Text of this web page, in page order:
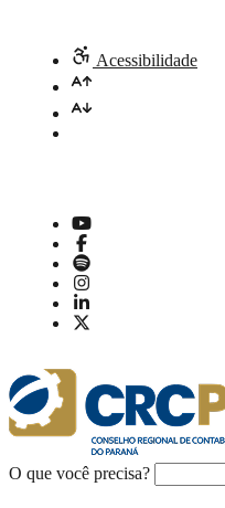
Acessibilidade
O que você precisa?